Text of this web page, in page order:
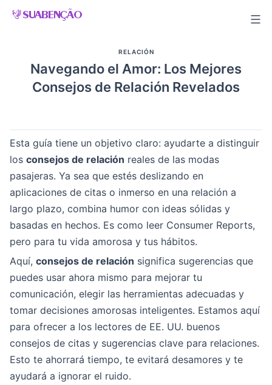
Skip
RELACIÓN
Navegando el Amor: Los Mejores
Consejos de Relación Revelados
Esta guía tiene un objetivo claro: ayudarte a distinguir
los consejos de relación reales de las modas
pasajeras. Ya sea que estés deslizando en
aplicaciones de citas o inmerso en una relación a
largo plazo, combina humor con ideas sólidas y
basadas en hechos. Es como leer Consumer Reports,
pero para tu vida amorosa y tus hábitos.
Aquí, consejos de relación significa sugerencias que
puedes usar ahora mismo para mejorar tu
comunicación, elegir las herramientas adecuadas y
tomar decisiones amorosas inteligentes. Estamos aquí
para ofrecer a los lectores de EE. UU. buenos
consejos de citas y sugerencias clave para relaciones.
Esto te ahorrará tiempo, te evitará desamores y te
ayudará a ignorar el ruido.